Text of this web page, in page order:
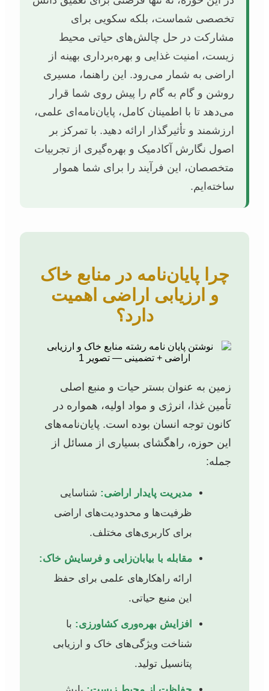
تخصصی شماست، بلکه سکویی برای
مشارکت در حل چالش‌های حیاتی محیط
زیست، امنیت غذایی و بهره‌برداری بهینه از
اراضی به شمار می‌رود. این راهنما، مسیری
روشن و گام به گام را پیش روی شما قرار
می‌دهد تا با اطمینان کامل، پایان‌نامه‌ای علمی،
ارزشمند و تأثیرگذار ارائه دهید. با تمرکز بر
اصول نگارش آکادمیک و بهره‌گیری از تجربیات
متخصصان، این فرآیند را برای شما هموار
ساخته‌ایم.
چرا پایان‌نامه در منابع خاک
و ارزیابی اراضی اهمیت
دارد؟
زمین به عنوان بستر حیات و منبع اصلی
تأمین غذا، انرژی و مواد اولیه، همواره در
کانون توجه انسان بوده است. پایان‌نامه‌های
این حوزه، راهگشای بسیاری از مسائل از
جمله:
مدیریت پایدار اراضی: شناسایی
ظرفیت‌ها و محدودیت‌های اراضی
برای کاربری‌های مختلف.
مقابله با بیابان‌زایی و فرسایش خاک:
ارائه راهکارهای علمی برای حفظ
این منبع حیاتی.
افزایش بهره‌وری کشاورزی: با
شناخت ویژگی‌های خاک و ارزیابی
پتانسیل تولید.